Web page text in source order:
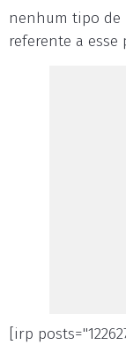
nenhum tipo de
referente a
[irp